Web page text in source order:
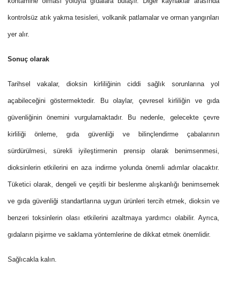
kontrolsüz atık yakma tesisleri, volkanik patlamalar ve orman yangınları
yer alır.
Sonuç olarak
Tarihsel vakalar, dioksin kirliliğinin ciddi sağlık sorunlarına yol
açabileceğini göstermektedir. Bu olaylar, çevresel kirliliğin ve gıda
güvenliğinin önemini vurgulamaktadır. Bu nedenle, gelecekte çevre
kirliliği önleme, gıda güvenliği ve bilinçlendirme çabalarının
sürdürülmesi, sürekli iyileştirmenin prensip olarak benimsenmesi,
dioksinlerin etkilerini en aza indirme yolunda önemli adımlar olacaktır.
Tüketici olarak, dengeli ve çeşitli bir beslenme alışkanlığı benimsemek
ve gıda güvenliği standartlarına uygun ürünleri tercih etmek, dioksin ve
benzeri toksinlerin olası etkilerini azaltmaya yardımcı olabilir. Ayrıca,
gıdaların pişirme ve saklama yöntemlerine de dikkat etmek önemlidir.
Sağlıcakla kalın.